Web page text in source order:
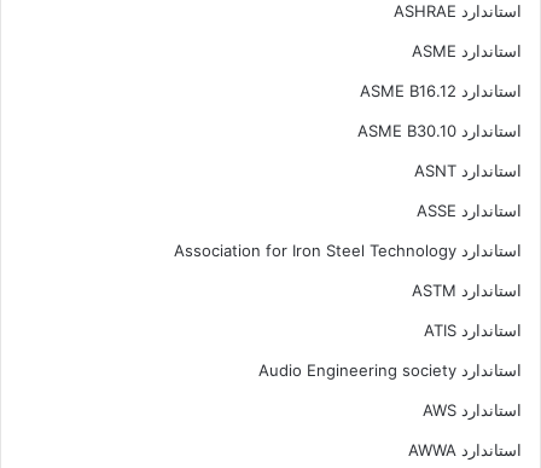
استاندارد ASHRAE
استاندارد ASME
استاندارد ASME B16.12
استاندارد ASME B30.10
استاندارد ASNT
استاندارد ASSE
استاندارد Association for Iron Steel Technology
استاندارد ASTM
استاندارد ATIS
استاندارد Audio Engineering society
استاندارد AWS
استاندارد AWWA